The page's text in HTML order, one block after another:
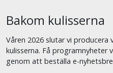
Bakom kulisserna
Våren 2026 slutar vi
kulisserna. Få programnyheter
genom att beställa e-